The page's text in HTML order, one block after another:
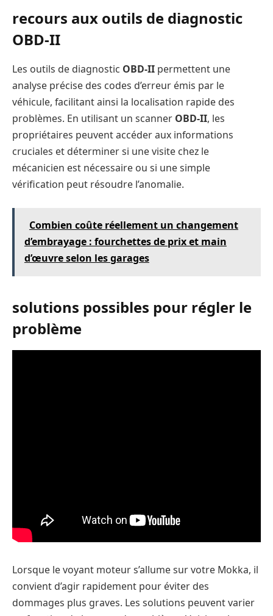
recours aux outils de diagnostic
OBD-II
Les outils de diagnostic OBD-II permettent une
analyse précise des codes d’erreur émis par le
véhicule, facilitant ainsi la localisation rapide des
problèmes. En utilisant un scanner OBD-II, les
propriétaires peuvent accéder aux informations
cruciales et déterminer si une visite chez le
mécanicien est nécessaire ou si une simple
vérification peut résoudre l’anomalie.
Combien coûte réellement un changement
d’embrayage : fourchettes de prix et main
d’œuvre selon les garages
solutions possibles pour régler le
problème
Lorsque le voyant moteur s’allume sur votre Mokka, il
convient d’agir rapidement pour éviter des
dommages plus graves. Les solutions peuvent varier